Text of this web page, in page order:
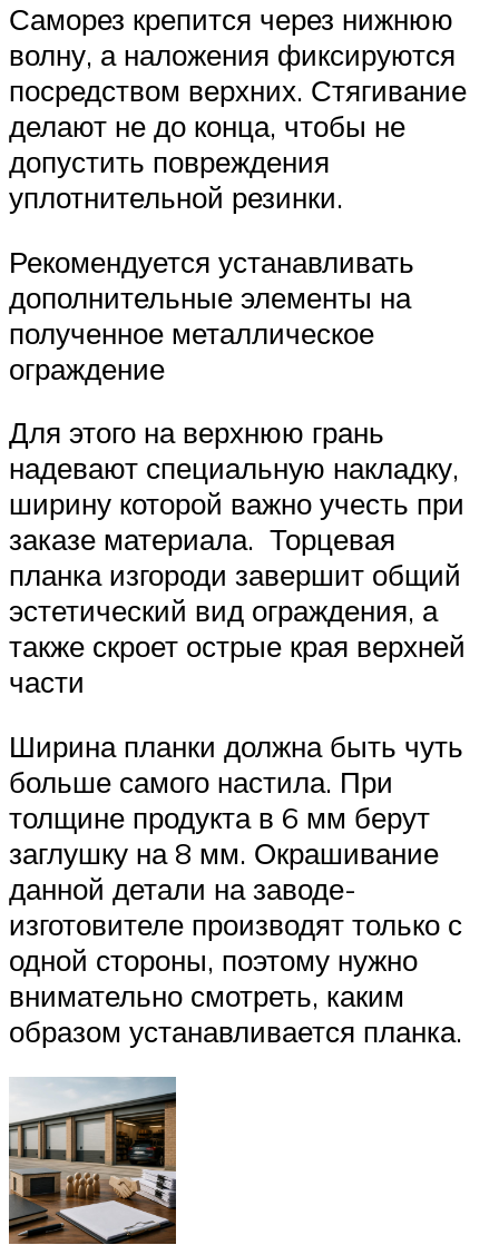
Саморез крепится через нижнюю
волну, а наложения фиксируются
посредством верхних. Стягивание
делают не до конца, чтобы не
допустить повреждения
уплотнительной резинки.
Рекомендуется устанавливать
дополнительные элементы на
полученное металлическое
ограждение
Для этого на верхнюю грань
надевают специальную накладку,
ширину которой важно учесть при
заказе материала. Торцевая
планка изгороди завершит общий
эстетический вид ограждения, а
также скроет острые края верхней
части
Ширина планки должна быть чуть
больше самого настила. При
толщине продукта в 6 мм берут
заглушку на 8 мм. Окрашивание
данной детали на заводе-
изготовителе производят только с
одной стороны, поэтому нужно
внимательно смотреть, каким
образом устанавливается планка.